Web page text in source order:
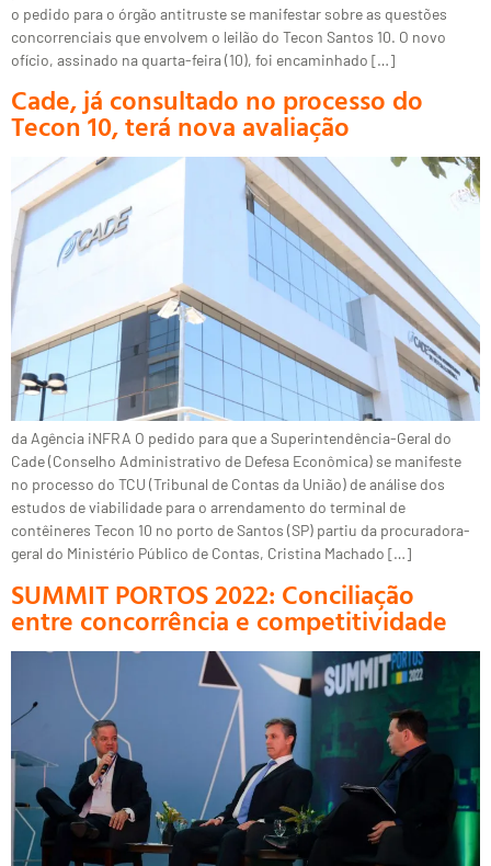
o pedido para o órgão antitruste se manifestar sobre as questões
concorrenciais que envolvem o leilão do Tecon Santos 10. O novo
ofício, assinado na quarta-feira (10), foi encaminhado […]
Cade, já consultado no processo do
Tecon 10, terá nova avaliação
da Agência iNFRA O pedido para que a Superintendência-Geral do
Cade (Conselho Administrativo de Defesa Econômica) se manifeste
no processo do TCU (Tribunal de Contas da União) de análise dos
estudos de viabilidade para o arrendamento do terminal de
contêineres Tecon 10 no porto de Santos (SP) partiu da procuradora-
geral do Ministério Público de Contas, Cristina Machado […]
SUMMIT PORTOS 2022: Conciliação
entre concorrência e competitividade